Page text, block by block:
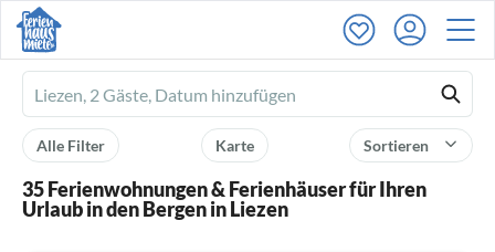
Ferienhausmiete
logo
Sortieren
Karte
Alle Filter
35 Ferienwohnungen & Ferienhäuser für Ihren
Urlaub in den Bergen in Liezen